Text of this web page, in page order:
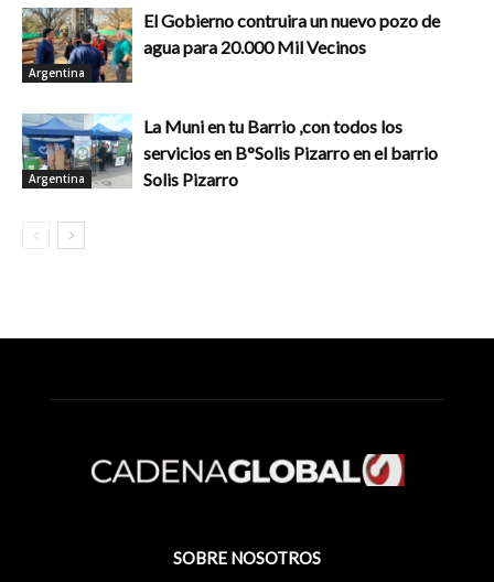
Argentina
El Gobierno contruira un nuevo pozo de
agua para 20.000 Mil Vecinos
Argentina
La Muni en tu Barrio ,con todos los
servicios en B°Solis Pizarro en el barrio
Solis Pizarro
SOBRE NOSOTROS